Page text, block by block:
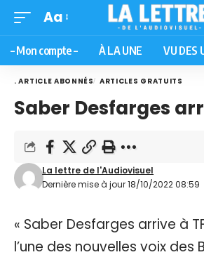
Aa
– Mon compte – À LA UNE VU DES
. ARTICLE ABONNÉS ARTICLES GRATUITS
Saber Desfarges
Dernière mise à jour 18/10/2022 08:59
La lettre de l'Audiovisuel
« Saber Desfarges arrive à
l’une des nouvelles voix des